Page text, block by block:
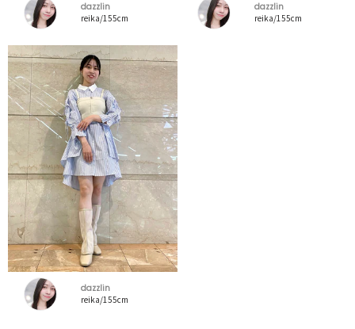
dazzlin
reika/155cm
dazzlin
reika/155cm
dazzlin
reika/155cm